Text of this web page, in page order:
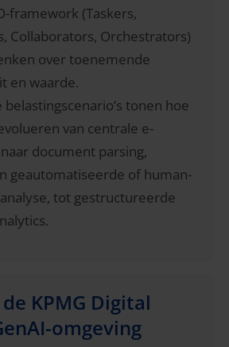
framework (Taskers,
Collaborators, Orchestrators)
over toenemende
en waarde.
tonen hoe
van centrale e-
document parsing,
geautomatiseerde of human-
tot gestructureerde
KPMG Digital
omgeving